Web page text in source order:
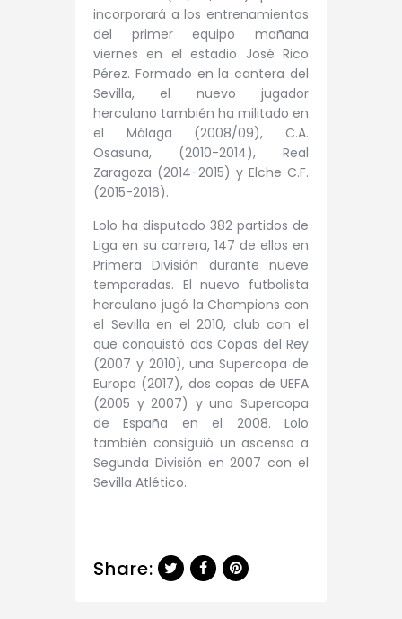
incorporará a los entrenamientos
del primer equipo mañana
viernes en el estadio José Rico
Pérez. Formado en la cantera del
Sevilla, el nuevo jugador
herculano también ha militado en
el Málaga (2008/09), C.A.
Osasuna, (2010-2014), Real
Zaragoza (2014-2015) y Elche C.F.
(2015-2016).
Lolo ha disputado 382 partidos de
Liga en su carrera, 147 de ellos en
Primera División durante nueve
temporadas. El nuevo futbolista
herculano jugó la Champions con
el Sevilla en el 2010, club con el
que conquistó dos Copas del Rey
(2007 y 2010), una Supercopa de
Europa (2017), dos copas de UEFA
(2005 y 2007) y una Supercopa
de España en el 2008. Lolo
también consiguió un ascenso a
Segunda División en 2007 con el
Sevilla Atlético.
Share: